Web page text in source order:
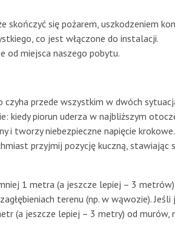
skończyć się pożarem, uszkodzeniem
co jest włączone do instalacji.
od miejsca naszego pobytu.
przede wszystkim w dwóch
kiedy piorun uderza w najbliższym
i tworzy niebezpieczne napięcie
przyjmij pozycję kuczną, stawiając
1 metra (a jeszcze lepiej – 3
terenu (np. w wąwozie).
(a jeszcze lepiej – 3 metry) od